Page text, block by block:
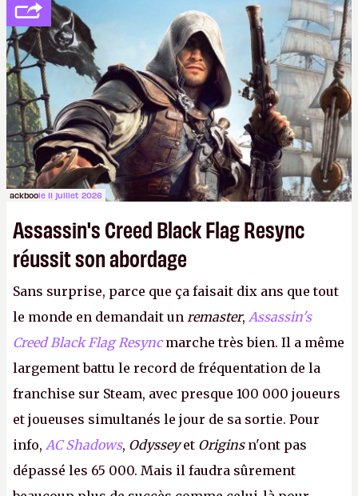
votre famille et aux inconnus que vous croisez
dans la rue. Bon été à tous ! –ER.
ackboole 11 juillet 2026
Assassin's Creed Black Flag Resync
réussit son abordage
Sans surprise, parce que ça faisait dix ans que tout
le monde en demandait un remaster, Assassin's
Creed Black Flag Resyncmarche très bien. Il a même
largement battu le record de fréquentation de la
franchise sur Steam, avec presque 100 000 joueurs
et joueuses simultanés le jour de sa sortie. Pour
info, AC Shadows, Odysseyet Originsn'ont pas
dépassé les 65 000. Mais il faudra sûrement